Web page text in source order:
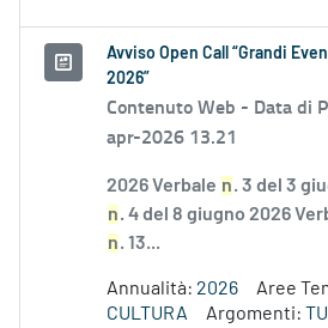
Avviso Open Call “Grandi
2026”
Contenuto Web - Data di
apr-2026 13.21
2026 Verbale n. 3 del 3
n. 4 del 8 giugno 2026
n. 13...
Annualità: 2026 Aree
CULTURA
Argomenti: